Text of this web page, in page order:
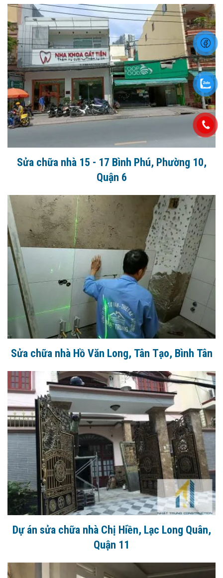
Sửa chữa nhà 15 - 17 Bình Phú, Phường 10,
Quận 6
Sửa chữa nhà Hồ Văn Long, Tân Tạo, Bình Tân
Dự án sửa chữa nhà Chị Hiền, Lạc Long Quân,
Quận 11